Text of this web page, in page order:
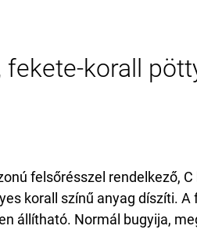
fekete-korall
felsőrésszel rendelkező, C
korall színű anyag díszíti. A
állítható. Normál bugyija,